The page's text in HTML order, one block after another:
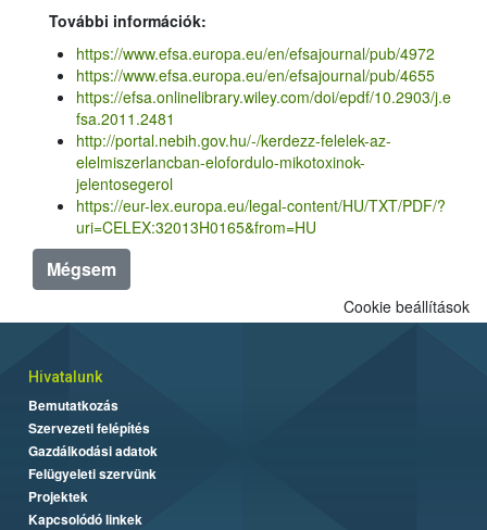
További információk:
https://www.efsa.europa.eu/en/efsajournal/pub/4972
https://www.efsa.europa.eu/en/efsajournal/pub/4655
https://efsa.onlinelibrary.wiley.com/doi/epdf/10.2903/j.e
fsa.2011.2481
http://portal.nebih.gov.hu/-/kerdezz-felelek-az-
elelmiszerlancban-elofordulo-mikotoxinok-
jelentosegerol
https://eur-lex.europa.eu/legal-content/HU/TXT/PDF/?
uri=CELEX:32013H0165&from=HU
Mégsem
Cookie beállítások
Hivatalunk
Bemutatkozás
Szervezeti felépítés
Gazdálkodási adatok
Felügyeleti szervünk
Projektek
Kapcsolódó linkek